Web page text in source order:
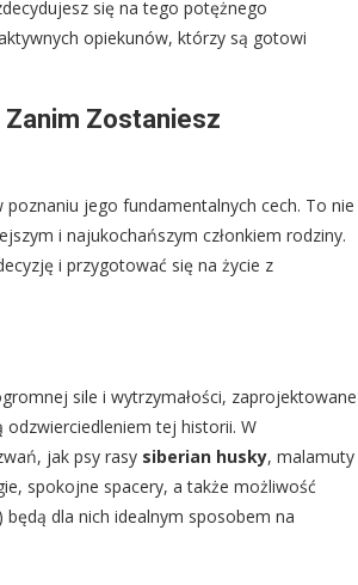
się na tego potężnego
opiekunów, którzy są gotowi
Zanim Zostaniesz
jego fundamentalnych cech. To nie
i najukochańszym członkiem rodziny.
i przygotować się na życie z
sile i wytrzymałości, zaprojektowane
odzwierciedleniem tej historii. W
jak psy rasy siberian husky, malamuty
spokojne spacery, a także możliwość
dla nich idealnym sposobem na